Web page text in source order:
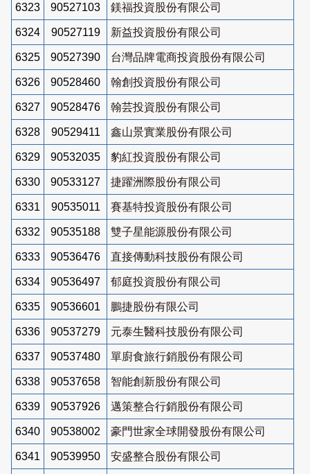
6323 90527103 鎂福投資股份有限公司
6324 90527119 新益投資股份有限公司
6325 90527390 台灣品牌電商投資股份有限公司
6326 90528460 翰創投資股份有限公司
6327 90528476 翰芸投資股份有限公司
6328 90529411 鑫山景實業股份有限公司
6329 90532035 豹紅投資股份有限公司
6330 90533127 捷躍洲際股份有限公司
6331 90535011 賽基特投資股份有限公司
6332 90535188 雙子星能源股份有限公司
6333 90536476 直接傳動科技股份有限公司
6334 90536497 郁庭投資股份有限公司
6335 90536601 鵬捷股份有限公司
6336 90537279 元泰生醫科技股份有限公司
6337 90537480 單廚食旅行銷股份有限公司
6338 90537658 智能創新股份有限公司
6339 90537926 邁策整合行銷股份有限公司
6340 90538002 豪門世家全球開發股份有限公司
6341 90539950 安盛整合股份有限公司